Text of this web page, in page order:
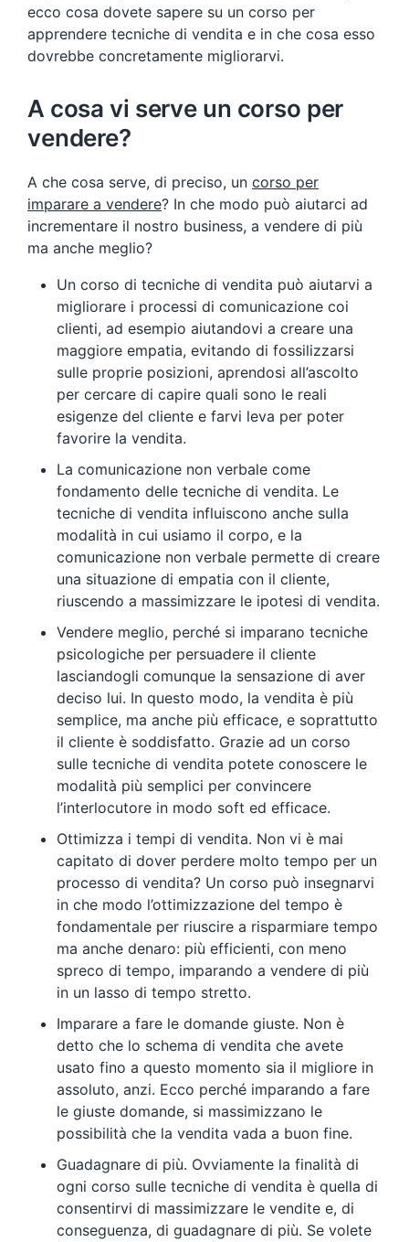
ecco cosa dovete sapere su un corso per
apprendere tecniche di vendita e in che cosa esso
dovrebbe concretamente migliorarvi.
A cosa vi serve un corso per
vendere?
A che cosa serve, di preciso, un corso per
imparare a vendere? In che modo può aiutarci ad
incrementare il nostro business, a vendere di più
ma anche meglio?
Un corso di tecniche di vendita può aiutarvi a
migliorare i processi di comunicazione coi
clienti, ad esempio aiutandovi a creare una
maggiore empatia, evitando di fossilizzarsi
sulle proprie posizioni, aprendosi all’ascolto
per cercare di capire quali sono le reali
esigenze del cliente e farvi leva per poter
favorire la vendita.
La comunicazione non verbale come
fondamento delle tecniche di vendita. Le
tecniche di vendita influiscono anche sulla
modalità in cui usiamo il corpo, e la
comunicazione non verbale permette di creare
una situazione di empatia con il cliente,
riuscendo a massimizzare le ipotesi di vendita.
Vendere meglio, perché si imparano tecniche
psicologiche per persuadere il cliente
lasciandogli comunque la sensazione di aver
deciso lui. In questo modo, la vendita è più
semplice, ma anche più efficace, e soprattutto
il cliente è soddisfatto. Grazie ad un corso
sulle tecniche di vendita potete conoscere le
modalità più semplici per convincere
l’interlocutore in modo soft ed efficace.
Ottimizza i tempi di vendita. Non vi è mai
capitato di dover perdere molto tempo per un
processo di vendita? Un corso può insegnarvi
in che modo l’ottimizzazione del tempo è
fondamentale per riuscire a risparmiare tempo
ma anche denaro: più efficienti, con meno
spreco di tempo, imparando a vendere di più
in un lasso di tempo stretto.
Imparare a fare le domande giuste. Non è
detto che lo schema di vendita che avete
usato fino a questo momento sia il migliore in
assoluto, anzi. Ecco perché imparando a fare
le giuste domande, si massimizzano le
possibilità che la vendita vada a buon fine.
Guadagnare di più. Ovviamente la finalità di
ogni corso sulle tecniche di vendita è quella di
consentirvi di massimizzare le vendite e, di
conseguenza, di guadagnare di più. Se volete